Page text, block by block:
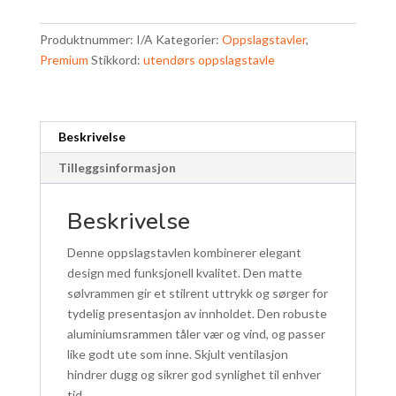
smal
utgave
|
antall
Produktnummer: I/A Kategorier: Oppslagstavler,
Premium Stikkord: utendørs oppslagstavle
Beskrivelse
Tilleggsinformasjon
Beskrivelse
Denne oppslagstavlen kombinerer elegant
design med funksjonell kvalitet. Den matte
sølvrammen gir et stilrent uttrykk og sørger for
tydelig presentasjon av innholdet. Den robuste
aluminiumsrammen tåler vær og vind, og passer
like godt ute som inne. Skjult ventilasjon
hindrer dugg og sikrer god synlighet til enhver